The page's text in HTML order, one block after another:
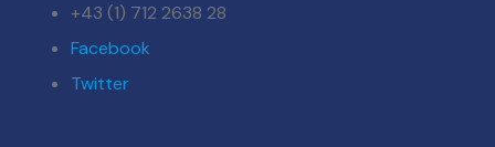
+43 (1) 712 2638 28
Facebook
Twitter